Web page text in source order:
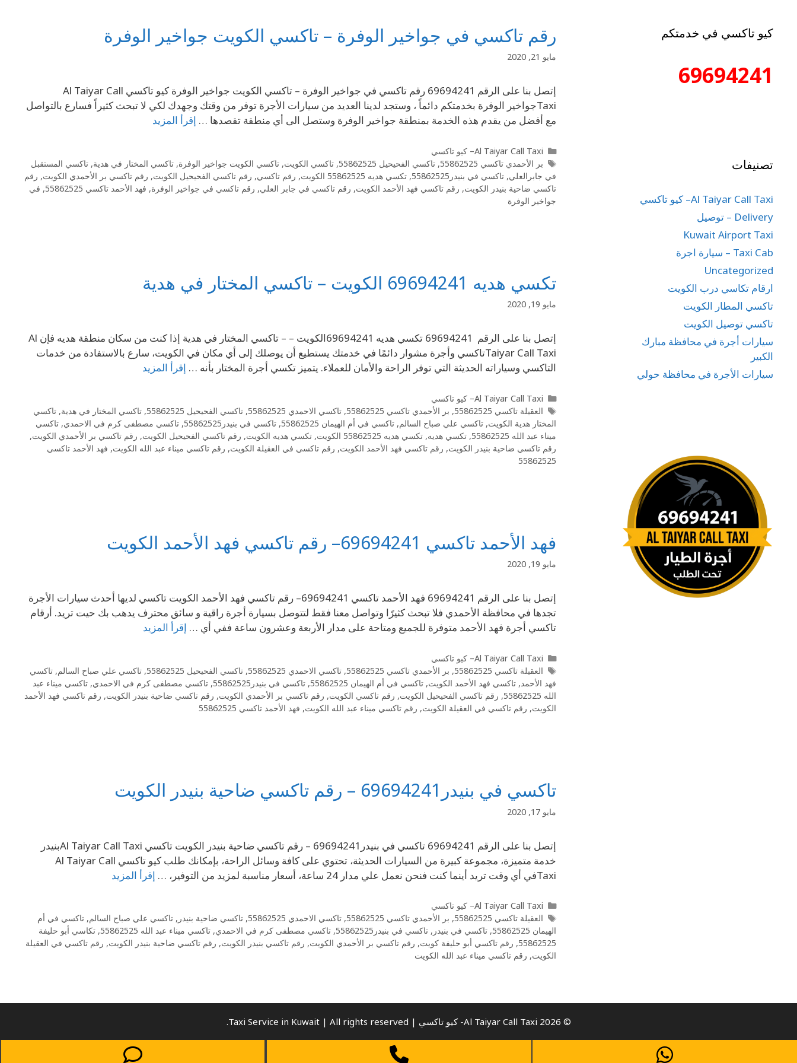
رقم تاكسي في جواخير الوفرة – تاكسي الكويت جواخير الوفرة
مايو 21, 2020
إتصل بنا على الرقم 69694241 رقم تاكسي في جواخير الوفرة – تاكسي الكويت جواخير الوفرة كيو تاكسي Al Taiyar Call
Taxiجواخير الوفرة بخدمتكم دائماً ، وستجد لدينا العديد من سيارات الأجرة توفر من وقتك وجهدك لكي لا تبحث كثيراً فسارع بالتواصل
مع أفضل من يقدم هذه الخدمة بمنطقة جواخير الوفرة وستصل الى أي منطقة تقصدها … إقرأ المزيد
Al Taiyar Call Taxi– كيو تاكسي
بر الأحمدي تاكسي 55862525
, تاكسي الفحيحيل 55862525 , تاكسي الكويت, تاكسي الكويت جواخير الوفرة, تاكسي المختار في هدية, تاكسي المستقبل
في جابرالعلي, تاكسي في بنيدر55862525 , تكسي هديه 55862525 الكويت , رقم تاكسي, رقم تاكسي الفحيحيل الكويت, رقم تاكسي بر الأحمدي الكويت, رقم
تاكسي ضاحية بنيدر الكويت, رقم تاكسي فهد الأحمد الكويت, رقم تاكسي في جابر العلي, رقم تاكسي في جواخير الوفرة, فهد الأحمد تاكسي 55862525 , في
جواخير الوفرة
تكسي هديه 69694241 الكويت – تاكسي المختار في هدية
مايو 19, 2020
إتصل بنا على الرقم 69694241 تكسي هديه 69694241الكويت – – تاكسي المختار في هدية إذا كنت من سكان منطقة هديه فإن Al
Taiyar Call Taxiتاكسي وأجرة مشوار دائمًا في خدمتك يستطيع أن يوصلك إلى أي مكان في الكويت، سارع بالاستفادة من خدمات
التاكسي وسياراته الحديثة التي توفر الراحة والأمان للعملاء. يتميز تكسي أجرة المختار بأنه … إقرأ المزيد
Al Taiyar Call Taxi– كيو تاكسي
العقيلة تاكسي 55862525
, بر الأحمدي تاكسي 55862525 , تاكسي الاحمدي 55862525 , تاكسي الفحيحيل 55862525 , تاكسي المختار في هدية, تاكسي
المختار هدية الكويت, تاكسي علي صباح السالم, تاكسي في أم الهيمان 55862525 , تاكسي في بنيدر55862525 , تاكسي مصطفى كرم في الاحمدي, تاكسي
ميناء عبد الله 55862525
, تكسي هديه, تكسي هديه 55862525 الكويت , تكسي هديه الكويت, رقم تاكسي الفحيحيل الكويت, رقم تاكسي بر الأحمدي الكويت,
رقم تاكسي ضاحية بنيدر الكويت, رقم تاكسي فهد الأحمد الكويت, رقم تاكسي في العقيلة الكويت, رقم تاكسي ميناء عبد الله الكويت, فهد الأحمد تاكسي
55862525
فهد الأحمد تاكسي 69694241– رقم تاكسي فهد الأحمد الكويت
مايو 19, 2020
إتصل بنا على الرقم 69694241 فهد الأحمد تاكسي 69694241– رقم تاكسي فهد الأحمد الكويت تاكسي لديها أحدث سيارات الأجرة
تجدها في محافظة الأحمدي فلا تبحث كثيرًا وتواصل معنا فقط لتتوصل بسيارة أجرة راقية و سائق محترف يدهب بك حيت تريد. أرقام
تاكسي أجرة فهد الأحمد متوفرة للجميع ومتاحة على مدار الأربعة وعشرون ساعة ففي أي … إقرأ المزيد
Al Taiyar Call Taxi– كيو تاكسي
العقيلة تاكسي 55862525
, بر الأحمدي تاكسي 55862525 , تاكسي الاحمدي 55862525 , تاكسي الفحيحيل 55862525 , تاكسي علي صباح السالم, تاكسي
فهد الأحمد, تاكسي فهد الأحمد الكويت, تاكسي في أم الهيمان 55862525 , تاكسي في بنيدر55862525 , تاكسي مصطفى كرم في الاحمدي, تاكسي ميناء عبد
الله 55862525
, رقم تاكسي الفحيحيل الكويت, رقم تاكسي الكويت, رقم تاكسي بر الأحمدي الكويت, رقم تاكسي ضاحية بنيدر الكويت, رقم تاكسي فهد الأحمد
الكويت, رقم تاكسي في العقيلة الكويت, رقم تاكسي ميناء عبد الله الكويت, فهد الأحمد تاكسي 55862525
تاكسي في بنيدر69694241 – رقم تاكسي ضاحية بنيدر الكويت
مايو 17, 2020
إتصل بنا على الرقم 69694241 تاكسي في بنيدر69694241 – رقم تاكسي ضاحية بنيدر الكويت تاكسي Al Taiyar Call Taxiبنيدر
خدمة متميزة، مجموعة كبيرة من السيارات الحديثة، تحتوي على كافة وسائل الراحة، بإمكانك طلب كيو تاكسي Al Taiyar Call
Taxiفي أي وقت تريد أينما كنت فنحن نعمل علي مدار 24 ساعة، أسعار مناسبة لمزيد من التوفير، …
إقرأ المزيد
Al Taiyar Call Taxi– كيو تاكسي
العقيلة تاكسي 55862525
, بر الأحمدي تاكسي 55862525 , تاكسي الاحمدي 55862525 , تاكسي ضاحية بنيدر , تاكسي علي صباح السالم, تاكسي في أم
الهيمان 55862525
, تاكسي في بنيدر , تاكسي في بنيدر55862525 , تاكسي مصطفى كرم في الاحمدي, تاكسي ميناء عبد الله 55862525 , تكاسي أبو حليفة
55862525
, رقم تاكسي أبو حليفة كويت, رقم تاكسي بر الأحمدي الكويت, رقم تاكسي بنيدر الكويت, رقم تاكسي ضاحية بنيدر الكويت, رقم تاكسي في العقيلة
الكويت, رقم تاكسي ميناء عبد الله الكويت
كيو تاكسي في خدمتكم
69694241
تصنيفات
Al Taiyar Call Taxi– كيو تاكسي
Delivery – توصيل
Kuwait Airport Taxi
Taxi Cab – سيارة اجرة
Uncategorized
ارقام تكاسي درب الكويت
تاكسي المطار الكويت
تاكسي توصيل الكويت
سيارات أجرة في محافظة مبارك
الكبير
سيارات الأجرة في محافظة حولي
© 2026 Al Taiyar Call Taxi- كيو تاكسي | Taxi Service in Kuwait | All rights reserved.